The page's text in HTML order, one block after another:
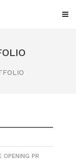
OPENING PR